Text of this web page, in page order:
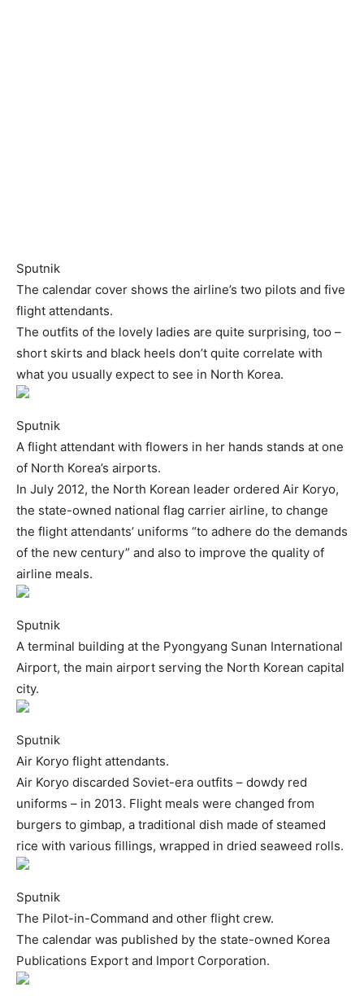
Sputnik
The calendar cover shows the airline’s two pilots and five
flight attendants.
The outfits of the lovely ladies are quite surprising, too –
short skirts and black heels don’t quite correlate with
what you usually expect to see in North Korea.
Sputnik
A flight attendant with flowers in her hands stands at one
of North Korea’s airports.
In July 2012, the North Korean leader ordered Air Koryo,
the state-owned national flag carrier airline, to change
the flight attendants’ uniforms “to adhere do the demands
of the new century” and also to improve the quality of
airline meals.
Sputnik
A terminal building at the Pyongyang Sunan International
Airport, the main airport serving the North Korean capital
city.
Sputnik
Air Koryo flight attendants.
Air Koryo discarded Soviet-era outfits – dowdy red
uniforms – in 2013. Flight meals were changed from
burgers to gimbap, a traditional dish made of steamed
rice with various fillings, wrapped in dried seaweed rolls.
Sputnik
The Pilot-in-Command and other flight crew.
The calendar was published by the state-owned Korea
Publications Export and Import Corporation.